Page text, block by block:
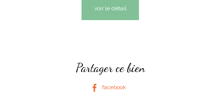
voir le détail
Partager ce bien
facebook